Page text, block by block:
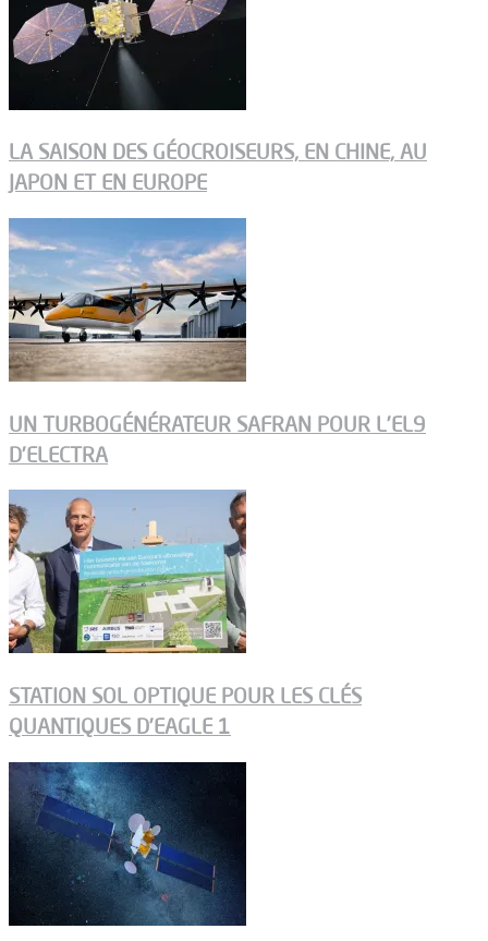
LA SAISON DES GÉOCROISEURS, EN CHINE, AU
JAPON ET EN EUROPE
UN TURBOGÉNÉRATEUR SAFRAN POUR L’EL9
D’ELECTRA
STATION SOL OPTIQUE POUR LES CLÉS
QUANTIQUES D’EAGLE 1